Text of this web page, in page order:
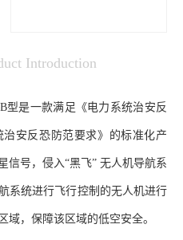
Introduction
型是一款满足《电力系统治安反
安反恐防范要求》的标准化产
信号，侵入“黑飞” 无人机导航系
系统进行飞行控制的无人机进行
域，保障该区域的低空安全。